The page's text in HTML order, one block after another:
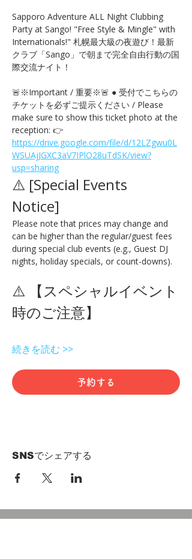
Sapporo Adventure ALL Night Clubbing
Party at Sango! "Free Style & Mingle" with
Internationals!" 札幌最大級の夜遊び！最新
クラブ「Sango」で朝まで完全自由行動の国
際交流ナイト！
🚨※Important / 重要※🚨 ● 受付でこちらの
チケットを必ずご提示ください / Please
make sure to show this ticket photo at the
reception: 👉
https://drive.google.com/file/d/12LZgwu0L
WSUAjJGXC3aV7IPlO28uTdSK/view?
usp=sharing
⚠️ [Special Events
Notice]
Please note that prices may change and
can be higher than the regular/guest fees
during special club events (e.g., Guest DJ
nights, holiday specials, or count-downs).
⚠️ 【スペシャルイベント
時のご注意】
続きを読む >>
予約する
SNSでシェアする